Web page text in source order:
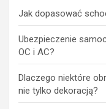
Jak dopasować
Ubezpieczenie
OC i AC?
Dlaczego niektóre
nie tylko dekoracją?